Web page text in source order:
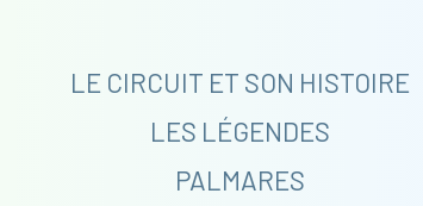
LE CIRCUIT ET SON HISTOIRE
LES LÉGENDES
PALMARES